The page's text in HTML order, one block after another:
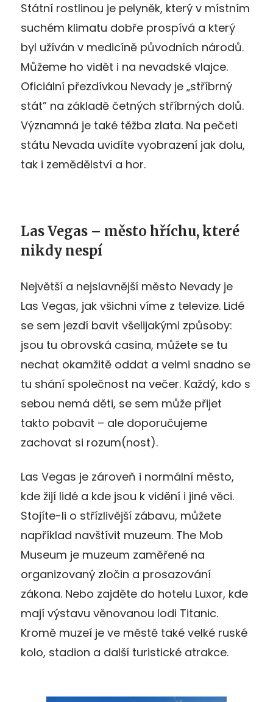
Státní rostlinou je pelyněk, který v místním
suchém klimatu dobře prospívá a který
byl užíván v medicíně původních národů.
Můžeme ho vidět i na nevadské vlajce.
Oficiální přezdívkou Nevady je „stříbrný
stát” na základě četných stříbrných dolů.
Významná je také těžba zlata. Na pečeti
státu Nevada uvidíte vyobrazení jak dolu,
tak i zemědělství a hor.
Las Vegas – město hříchu, které
nikdy nespí
Největší a nejslavnější město Nevady je
Las Vegas, jak všichni víme z televize. Lidé
se sem jezdí bavit všelijakými způsoby:
jsou tu obrovská casina, můžete se tu
nechat okamžitě oddat a velmi snadno se
tu shání společnost na večer. Každý, kdo s
sebou nemá děti, se sem může přijet
takto pobavit – ale doporučujeme
zachovat si rozum(nost).
Las Vegas je zároveň i normální město,
kde žijí lidé a kde jsou k vidění i jiné věci.
Stojíte-li o střízlivější zábavu, můžete
například navštívit muzeum. The Mob
Museum je muzeum zaměřené na
organizovaný zločin a prosazování
zákona. Nebo zajděte do hotelu Luxor, kde
mají výstavu věnovanou lodi Titanic.
Kromě muzeí je ve městě také velké ruské
kolo, stadion a další turistické atrakce.